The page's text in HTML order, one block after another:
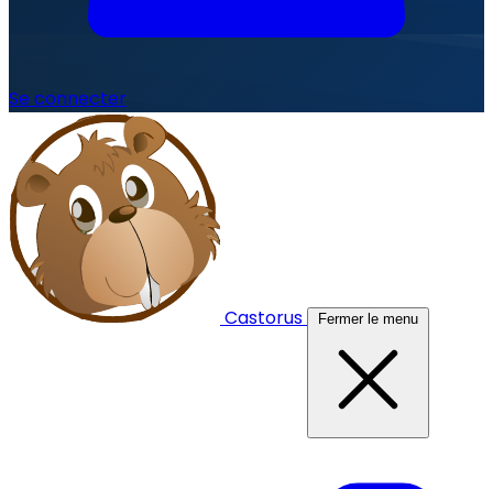
Se connecter
Castorus Fermer le menu